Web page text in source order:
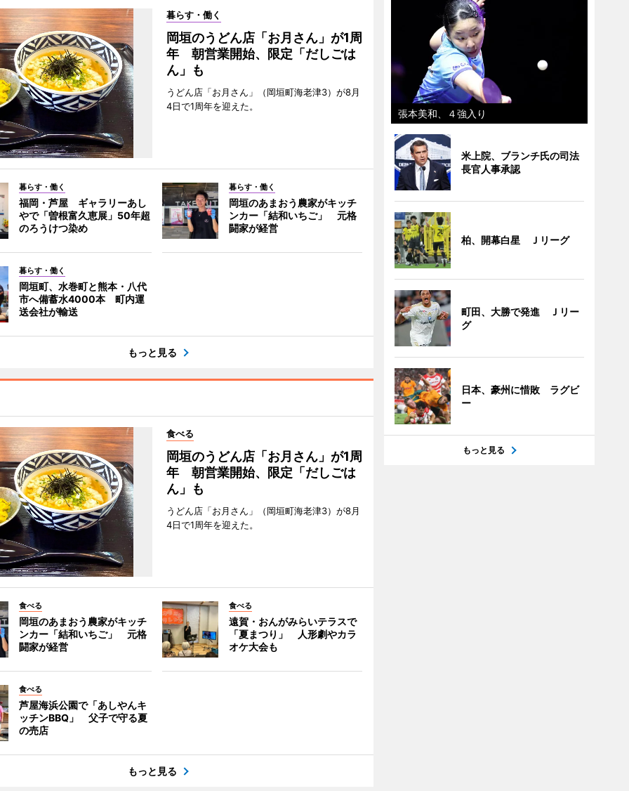
暮らす・働く
岡垣のうどん店「お月さん」が1周
年 朝営業開始、限定「だしごは
ん」も
うどん店「お月さん」（岡垣町海老津3）が8月
4日で1周年を迎えた。
暮らす・働く
福岡・芦屋 ギャラリーあし
やで「曽根富久恵展」50年超
のろうけつ染め
暮らす・働く
岡垣のあまおう農家がキッチ
ンカー「結和いちご」 元格
闘家が経営
暮らす・働く
岡垣町、水巻町と熊本・八代
市へ備蓄水4000本 町内運
送会社が輸送
もっと見る
食べる
岡垣のうどん店「お月さん」が1周
年 朝営業開始、限定「だしごは
ん」も
うどん店「お月さん」（岡垣町海老津3）が8月
4日で1周年を迎えた。
食べる
岡垣のあまおう農家がキッチ
ンカー「結和いちご」 元格
闘家が経営
食べる
遠賀・おんがみらいテラスで
「夏まつり」 人形劇やカラ
オケ大会も
食べる
芦屋海浜公園で「あしやんキ
ッチンBBQ」 父子で守る夏
の売店
もっと見る
張本美和、４強入り
米上院、ブランチ氏の司法
長官人事承認
柏、開幕白星 Ｊリーグ
町田、大勝で発進 Ｊリー
グ
日本、豪州に惜敗 ラグビ
ー
もっと見る